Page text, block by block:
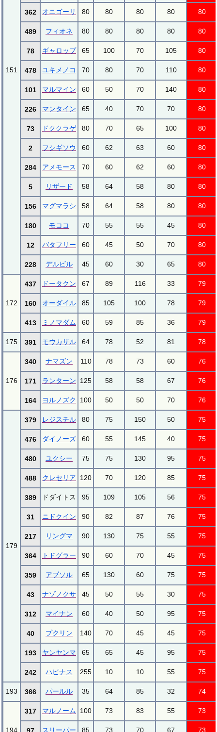
151
362 オニゴーリ 80 80 80 80 80
489 フィオネ 80 80 80 80 80
78 ギャロップ 65 100 70 105 80
478 ユキメノコ 70 80 70 110 80
101 マルマイン 60 50 70 140 80
226 マンタイン 65 40 70 70 80
73 ドククラゲ 80 70 65 100 80
2 フシギソウ 60 62 63 60 80
284 アメモース 70 60 62 60 80
5 リザード 58 64 58 80 80
156 マグマラシ 58 64 58 80 80
180 モココ 70 55 55 45 80
12 バタフリー 60 45 50 70 80
228 デルビル 45 60 30 65 80
172
437 ドータクン 67 89 116 33 79
160 オーダイル 85 105 100 78 79
413 ミノマダム 60 59 85 36 79
175 391 モウカザル 64 78 52 81 78
176
340 ナマズン 110 78 73 60 76
171 ランターン 125 58 58 67 76
164 ヨルノズク 100 50 50 70 76
179
379 レジスチル 80 75 150 50 75
476 ダイノーズ 60 55 145 40 75
480 ユクシー 75 75 130 95 75
488 クレセリア 120 70 120 85 75
389 ドダイトス 95 109 105 56 75
31 ニドクイン 90 82 87 76 75
217 リングマ 90 130 75 55 75
364 トドグラー 90 60 70 45 75
359 アブソル 65 130 60 75 75
43 ナゾノクサ 45 50 55 30 75
312 マイナン 60 40 50 95 75
40 プクリン 140 70 45 45 75
193 ヤンヤンマ 65 65 45 95 75
242 ハピナス 255 10 10 55 75
193 366 パールル 35 64 85 32 74
194
317 マルノーム 100 73 83 55 73
97 スリーパー 85 73 70 67 73